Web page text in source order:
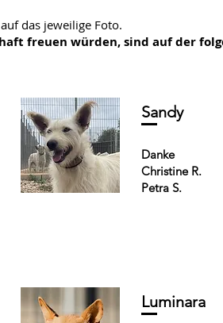
das jeweilige Foto.​
freuen würden, sind auf der
Sandy
Danke
Christine R.
Petra S.
Luminara